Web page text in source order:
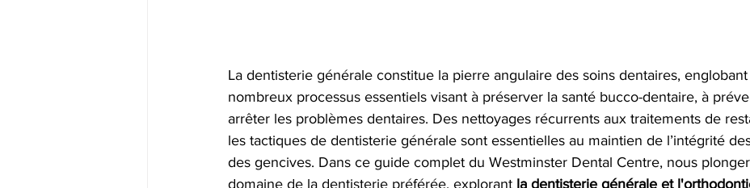
La dentisterie générale constitue la pierre angulaire des soins dentaires,
nombreux processus essentiels visant à préserver la santé bucco-dentaire, à
arrêter les problèmes dentaires. Des nettoyages récurrents aux traitements de
les tactiques de dentisterie générale sont essentielles au maintien de l’intégrité
des gencives. Dans ce guide complet du Westminster Dental Centre, nous
domaine de la dentisterie préférée, explorant la dentisterie générale et